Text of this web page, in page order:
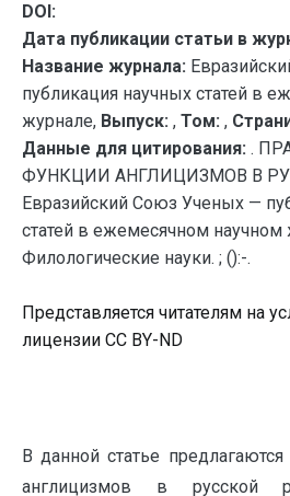
DOI:
Дата публикации статьи в
Название журнала:
публикация научных статей в
журнале, Выпуск: , Том: ,
Данные для цитирования: .
ФУНКЦИИ АНГЛИЦИЗМОВ В
Евразийский Союз Ученых —
статей в ежемесячном научном
Филологические науки. ; ():-.
Представляется читателям на
лицензии CC BY-ND
В данной статье
англицизмов в русской